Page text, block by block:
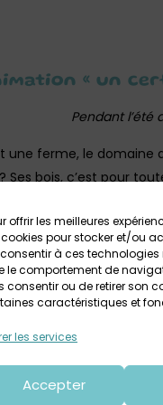
offrir les meilleures
pour stocker et/ou
à ces
le comportement de
consentir ou de retirer son
caractéristiques et
les services
Accepter
« un
Pendant l’été
une ferme, le domaine
bois, c’est pour
nos animateurs se
et majestueux comme
à 11h30 sur la
(entrée au domaine
à